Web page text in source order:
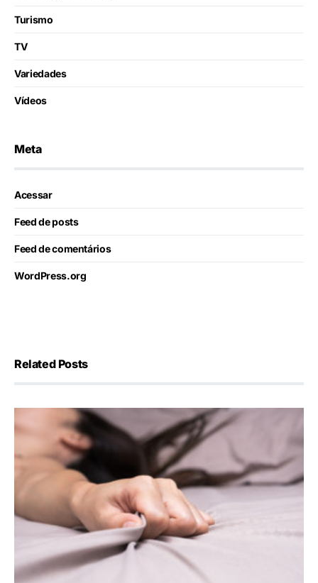
Turismo
TV
Variedades
Vídeos
Meta
Acessar
Feed de posts
Feed de comentários
WordPress.org
Related Posts